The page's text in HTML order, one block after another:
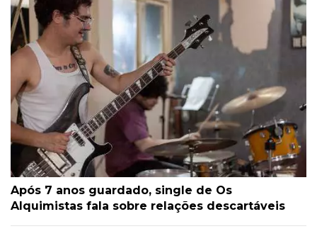
Após 7 anos guardado, single de Os
Alquimistas fala sobre relações descartáveis